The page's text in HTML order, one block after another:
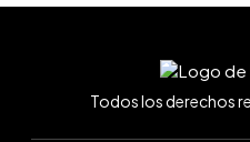
Todos los derechos